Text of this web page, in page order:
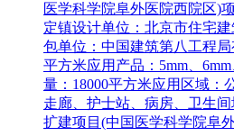
医学科学院阜外医院西院区)
定镇设计单位：北京市住宅
包单位：中国建筑第八工程
平方米应用产品：5mm、
量：18000平方米应用区域：
走廊、护士站、病房、卫生
扩建项目(中国医学科学院阜